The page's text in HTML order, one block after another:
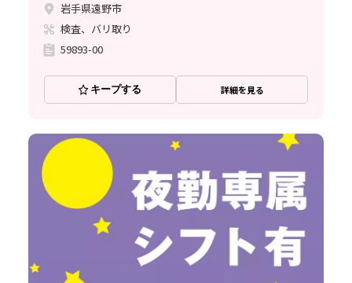
岩手県遠野市
検査、バリ取り
59893-00
キープする 詳細を見る